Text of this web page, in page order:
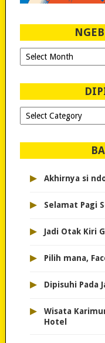
Ngeblog
Sejak
Dipilih-
dipilih..
▸ Akhirnya si
▸ Selamat Pagi
▸ Jadi Otak Kiri
▸ Pilih mana,
▸ Dipisuhi Pada
▸
Wisata
Hotel